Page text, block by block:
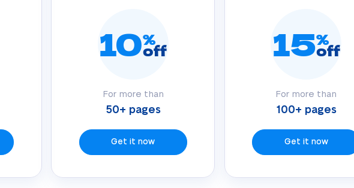
10%
off
For more than
50+ pages
Get it now
15%
off
For more than
100+ pages
Get it now